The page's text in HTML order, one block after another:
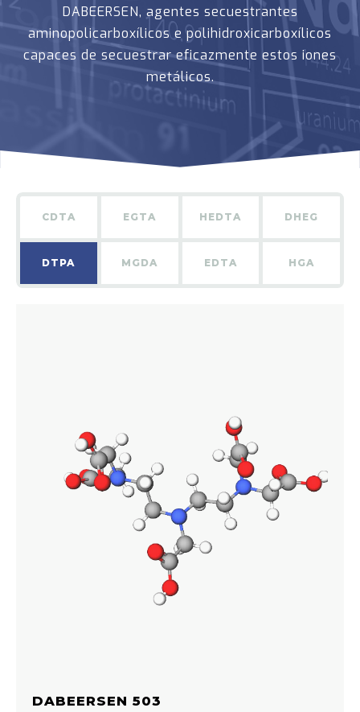
DABEERSEN, agentes secuestrantes
aminopolicarboxílicos e polihidroxicarboxílicos
capaces de secuestrar eficazmente estos iones
metálicos.
CDTA EGTA HEDTA DHEG
DTPA MGDA EDTA HGA
DABEERSEN 503